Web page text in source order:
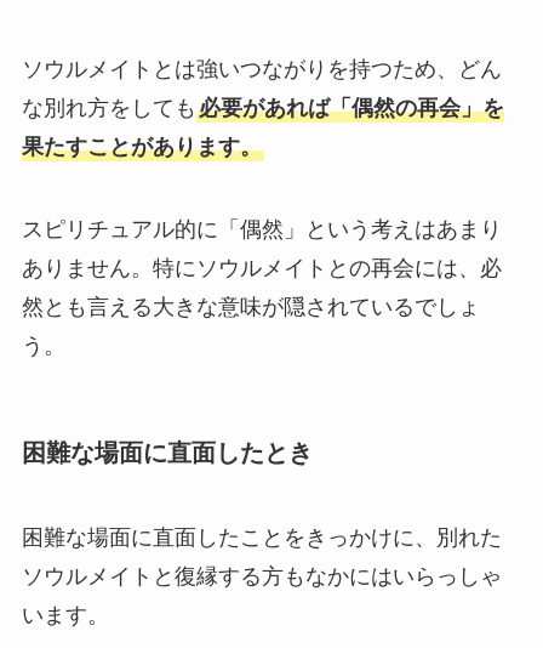
ソウルメイトとは強いつながりを持つため、どん
な別れ方をしても 必要があれば「偶然の再会」を
果たすことがあります。
スピリチュアル的に「偶然」という考えはあまり
ありません。特にソウルメイトとの再会には、必
然とも言える大きな意味が隠されているでしょ
う。
困難な場面に直面したとき
困難な場面に直面したことをきっかけに、別れた
ソウルメイトと復縁する方もなかにはいらっしゃ
います。